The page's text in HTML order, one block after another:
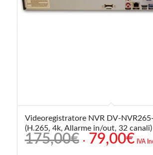
Videoregistratore NVR DV-
(H.265, 4k, Allarme in/out, 32 canali)
175,00€ Il
prezzo
79,00€IlIVA